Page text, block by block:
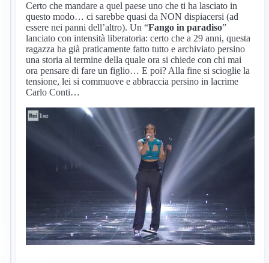
Certo che mandare a quel paese uno che ti ha lasciato in
questo modo… ci sarebbe quasi da NON dispiacersi (ad
essere nei panni dell’altro). Un “Fango in paradiso”
lanciato con intensità liberatoria: certo che a 29 anni, questa
ragazza ha già praticamente fatto tutto e archiviato persino
una storia al termine della quale ora si chiede con chi mai
ora pensare di fare un figlio… E poi? Alla fine si scioglie la
tensione, lei si commuove e abbraccia persino in lacrime
Carlo Conti…